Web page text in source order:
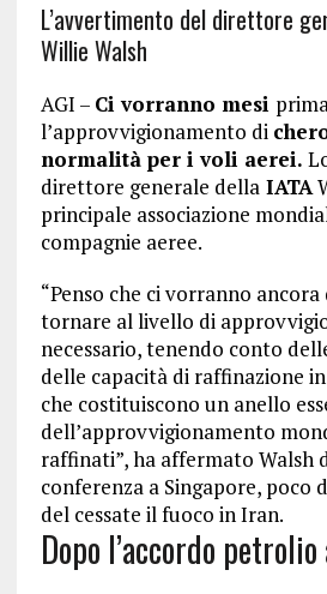
L’avvertimento del direttore
Willie Walsh
AGI – Ci vorranno mesi
l’approvvigionamento di
normalità per i voli aerei.
direttore generale dellaIATA
principale associazione
compagnie aeree.
“Penso che ci vorranno
tornare al livello di
necessario, tenendo conto
delle capacità di raffinazione
che costituiscono un anello
dell’approvvigionamento
raffinati”, ha affermato Walsh
conferenza a Singapore, poco
del cessate il fuoco in Iran.
Dopo l’accordo